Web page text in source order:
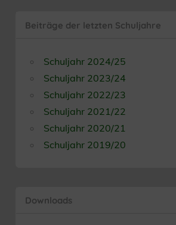
Beiträge der letzten Schuljahre
Schuljahr 2024/25
Schuljahr 2023/24
Schuljahr 2022/23
Schuljahr 2021/22
Schuljahr 2020/21
Schuljahr 2019/20
Downloads